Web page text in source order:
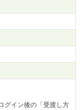
グイン後の「受渡し方